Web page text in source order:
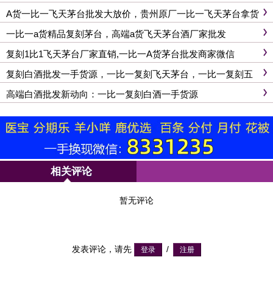
A货一比一飞天茅台批发大放价，贵州原厂一比一飞天茅台拿货
一比一a货精品复刻茅台，高端a货飞天茅台酒厂家批发
复刻1比1飞天茅台厂家直销,一比一A货茅台批发商家微信
复刻白酒批发一手货源，一比一复刻飞天茅台，一比一复刻五
粮液拿货渠道
高端白酒批发新动向：一比一复刻白酒一手货源
相关评论
暂无评论
发表评论，请先 /